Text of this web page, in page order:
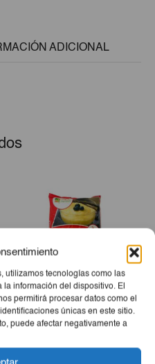
utilizamos tecnologías como las
información del dispositivo. El
permitirá procesar datos como el
únicas en este sitio.
puede afectar negativamente a
ADICIONAL
Natilla Manjar/Coco Rallado
1kg
€5,50